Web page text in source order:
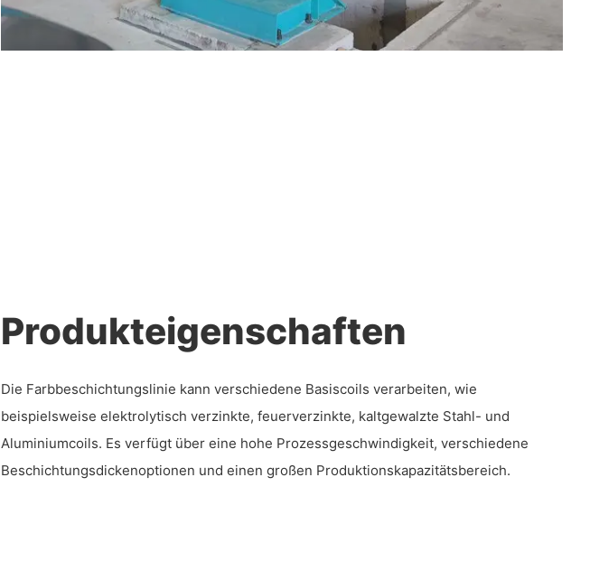
Produkteigenschaften
Die Farbbeschichtungslinie kann verschiedene Basiscoils verarbeiten, wie
beispielsweise elektrolytisch verzinkte, feuerverzinkte, kaltgewalzte Stahl- und
Aluminiumcoils. Es verfügt über eine hohe Prozessgeschwindigkeit, verschiedene
Beschichtungsdickenoptionen und einen großen Produktionskapazitätsbereich.